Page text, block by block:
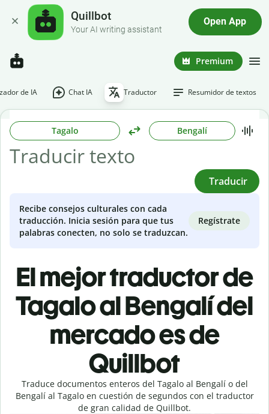
Quillbot
Your AI writing assistant
Open App
Premium
de IA Chat IA Traductor Resumidor de textos
Tagalo Bengalí
Traducir
Recibe consejos culturales con cada
traducción. Inicia sesión para que tus
palabras conecten, no solo se traduzcan.
Regístrate
El mejor traductor de
Tagalo al Bengalí del
mercado es de
Quillbot
Traduce documentos enteros del Tagalo al Bengalí o del
Bengalí al Tagalo en cuestión de segundos con el traductor
de gran calidad de Quillbot.